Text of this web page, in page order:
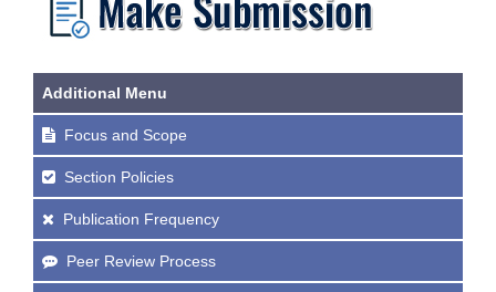
Additional Menu
Focus and Scope
Section Policies
Publication Frequency
Peer Review Process